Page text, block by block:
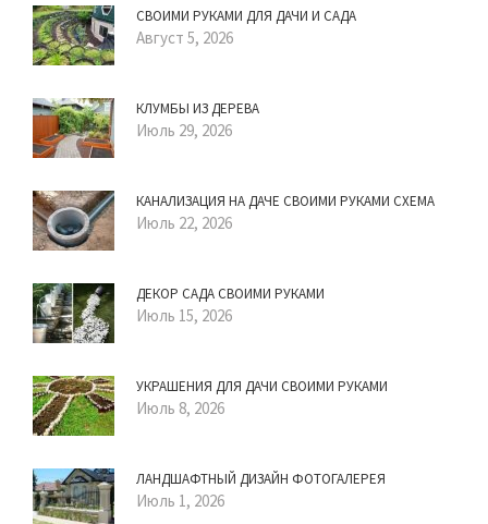
СВОИМИ РУКАМИ ДЛЯ ДАЧИ И САДА
Август 5, 2026
КЛУМБЫ ИЗ ДЕРЕВА
Июль 29, 2026
КАНАЛИЗАЦИЯ НА ДАЧЕ СВОИМИ РУКАМИ СХЕМА
Июль 22, 2026
ДЕКОР САДА СВОИМИ РУКАМИ
Июль 15, 2026
УКРАШЕНИЯ ДЛЯ ДАЧИ СВОИМИ РУКАМИ
Июль 8, 2026
ЛАНДШАФТНЫЙ ДИЗАЙН ФОТОГАЛЕРЕЯ
Июль 1, 2026